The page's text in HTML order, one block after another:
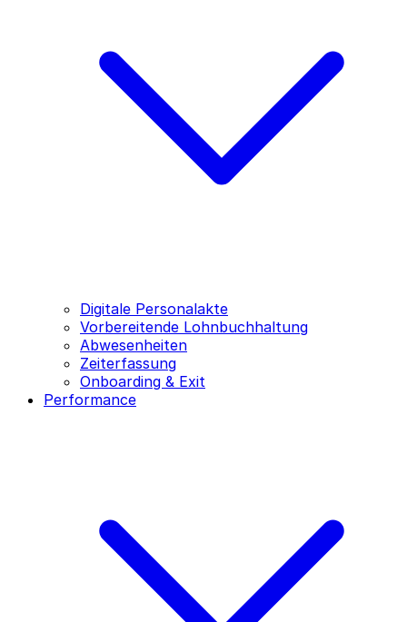
Digitale Personalakte
Vorbereitende Lohnbuchhaltung
Abwesenheiten
Zeiterfassung
Onboarding & Exit
Performance